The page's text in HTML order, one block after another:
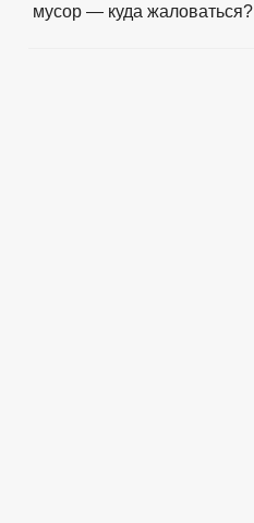
мусор — куда жаловаться?